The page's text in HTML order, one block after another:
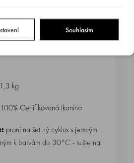
bederní pás a natahovací
kg
Certifikovaná tkanina
praní na šetrný cyklus s jemným
k barvám do 30°C - sušte na
Souhlasím